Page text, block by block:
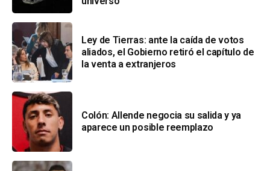
Ley de Tierras: ante la caída de votos
aliados, el Gobierno retiró el capítulo de
la venta a extranjeros
Colón: Allende negocia su salida y ya
aparece un posible reemplazo